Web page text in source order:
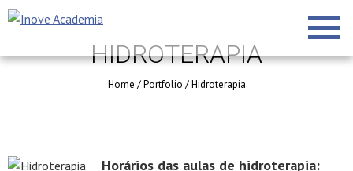
HIDROTERAPIA
Home /Portfolio /Hidroterapia
Horários das aulas de hidroterapia: